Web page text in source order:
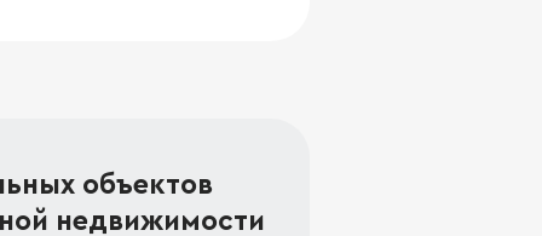
объектов
недвижимости